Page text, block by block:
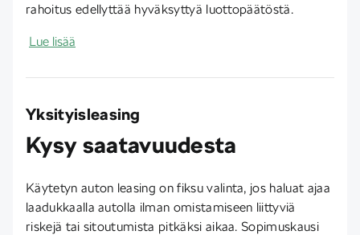
rahoitus edellyttää hyväksyttyä luottopäätöstä.
Lue lisää
Yksityisleasing
Kysy saatavuudesta
Käytetyn auton leasing on fiksu valinta, jos haluat ajaa
laadukkaalla autolla ilman omistamiseen liittyviä
riskejä tai sitoutumista pitkäksi aikaa. Sopimuskausi